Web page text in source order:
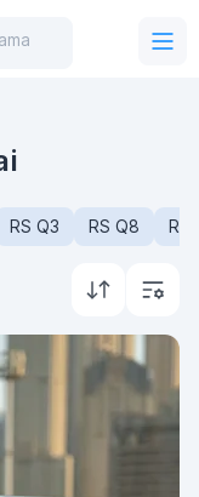
RS Q3 RS Q8 R8